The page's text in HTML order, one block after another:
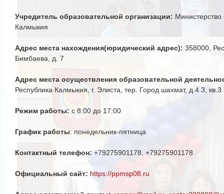
Учредитель образовательной организации: Министерство
Калмыкия
Адрес места нахождения(юридический адрес): 358000,
Бимбаева, д. 7
Адрес места осуществления образовательной
Республика Калмыкия, г. Элиста, тер. Город шахмат, д.4.3, кв.3
Режим работы: с 8:00 до 17:00
График работы: понедельник-пятница
Контактный телефон: +79275901178 , +79275901178
Официальный сайт: https://ppmsp08.ru